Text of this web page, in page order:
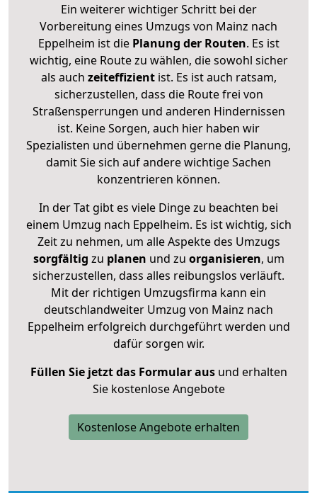
Ein weiterer wichtiger Schritt bei der
Vorbereitung eines Umzugs von Mainz nach
Eppelheim ist diePlanung der Routen. Es ist
wichtig, eine Route zu wählen, die sowohl sicher
als auch zeiteffizientist. Es ist auch ratsam,
sicherzustellen, dass die Route frei von
Straßensperrungen und anderen Hindernissen
ist. Keine Sorgen, auch hier haben wir
Spezialisten und übernehmen gerne die Planung,
damit Sie sich auf andere wichtige Sachen
konzentrieren können.
In der Tat gibt es viele Dinge zu beachten bei
einem Umzug nach Eppelheim. Es ist wichtig, sich
Zeit zu nehmen, um alle Aspekte des Umzugs
sorgfältig zu planen und zu organisieren, um
sicherzustellen, dass alles reibungslos verläuft.
Mit der richtigen Umzugsfirma kann ein
deutschlandweiter Umzug von Mainz nach
Eppelheim erfolgreich durchgeführt werden und
dafür sorgen wir.
Füllen Sie jetzt das Formular ausund erhalten
Sie kostenlose Angebote
Kostenlose Angebote erhalten